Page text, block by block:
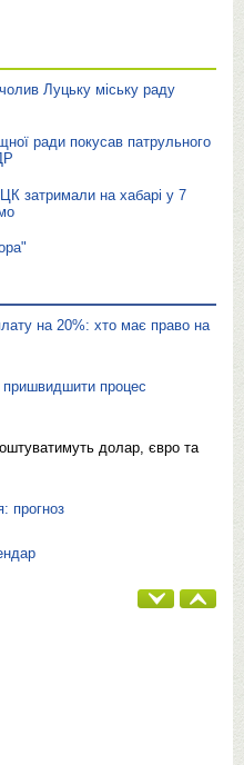
Луцьку міську раду
ради покусав патрульного
затримали на хабарі у 7
на 20%: хто має право на
пришвидшити процес
долар, євро та
прогноз